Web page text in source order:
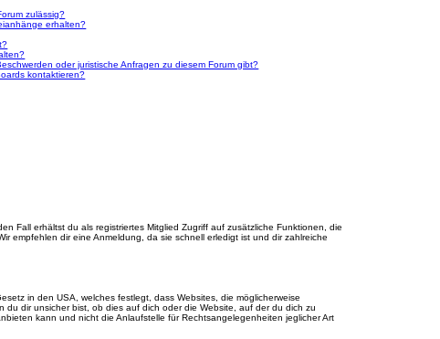
zulässig?
erhalten?
oder juristische Anfragen zu diesem Forum gibt?
kontaktieren?
Fall erhältst du als registriertes Mitglied Zugriff auf zusätzliche Funktionen, die
empfehlen dir eine Anmeldung, da sie schnell erledigt ist und dir zahlreiche
in den USA, welches festlegt, dass Websites, die möglicherweise
dir unsicher bist, ob dies auf dich oder die Website, auf der du dich zu
kann und nicht die Anlaufstelle für Rechtsangelegenheiten jeglicher Art